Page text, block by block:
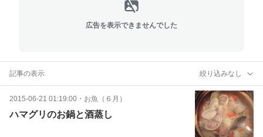
広告を表示できませんでした
記事の表示 絞り込みなし
2015-06-21 01:19:00 ・ お魚（６月）
ハマグリのお鍋と酒蒸し